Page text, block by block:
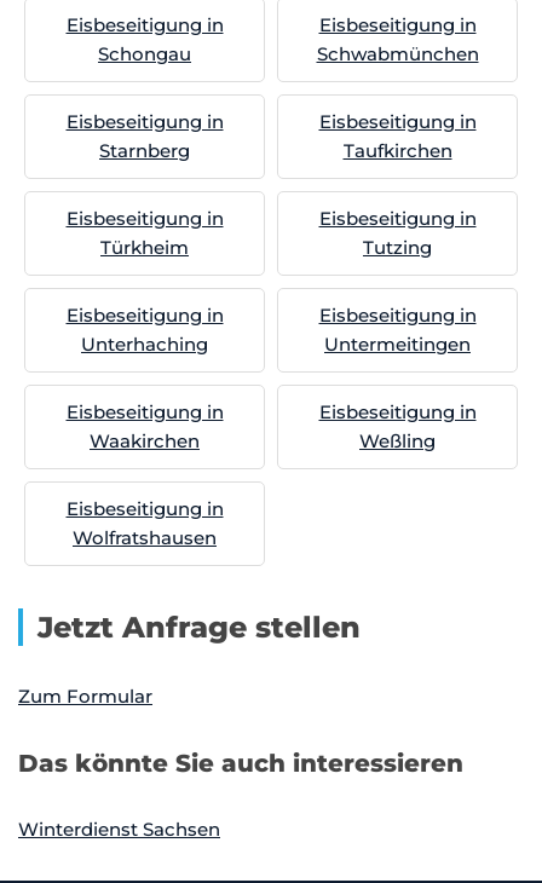
Eisbeseitigung in
Schongau
Eisbeseitigung in
Schwabmünchen
Eisbeseitigung in
Starnberg
Eisbeseitigung in
Taufkirchen
Eisbeseitigung in
Türkheim
Eisbeseitigung in
Tutzing
Eisbeseitigung in
Unterhaching
Eisbeseitigung in
Untermeitingen
Eisbeseitigung in
Waakirchen
Eisbeseitigung in
Weßling
Eisbeseitigung in
Wolfratshausen
Jetzt Anfrage stellen
Zum Formular
Das könnte Sie auch interessieren
Winterdienst Sachsen